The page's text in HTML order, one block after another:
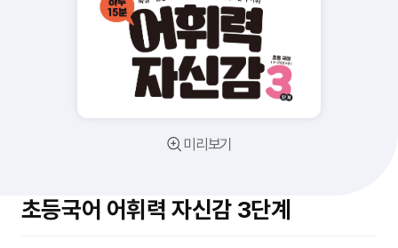
미리보기
초등국어 어휘력 자신감 3단계